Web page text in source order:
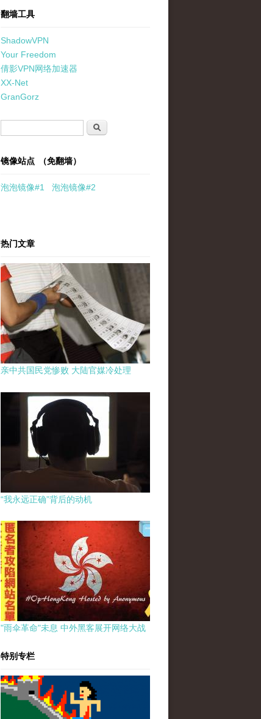
翻墙工具
ShadowVPN
Your Freedom
倩影VPN网络加速器
XX-Net
GranGorz
搜索
镜像站点 （免翻墙）
泡泡镜像#1 泡泡镜像#2
热门文章
亲中共国民党惨败 大陆官媒冷处理
“我永远正确”背后的动机
"雨伞革命"未息 中外黑客展开网络大战
特别专栏